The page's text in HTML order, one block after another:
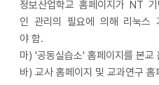
정보산업학교 홈페이지가 NT
인 관리의 필요에 의해 리눅스
야 함.
마) '공동실습소' 홈페이지를 본교
바) 교사 홈페이지 및 교과연구